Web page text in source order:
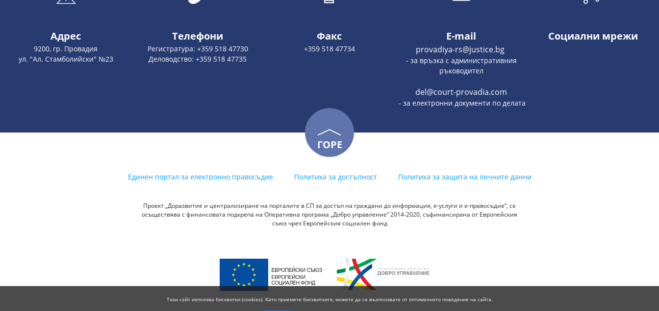
Адрес
9200, гр. Провадия
ул. "Ал. Стамболийски" №23
Телефони
Регистратура: +359 518 47730
Деловодство: +359 518 47735
Факс
+359 518 47734
E-mail
provadiya-rs@justice.bg
- за връзка с административния
ръководител
del@court-provadia.com
- за електронни документи по делата
Социални мрежи
ГОРЕ
Единен портал за електронно правосъдие Политика за достъпност Политика за защита на личните данни
Проект „Доразвитие и централизиране на порталите в СП за достъп на граждани до информация, е-услуги и е-правосъдие“, се
осъществява с финансовата подкрепа на Оперативна програма „Добро управление“ 2014-2020, съфинансирана от Европейския
съюз чрез Европейския социален фонд
Този сайт използва бисквитки (cookies). Като приемете бисквитките, можете да се възползвате от оптималното поведение на сайта.